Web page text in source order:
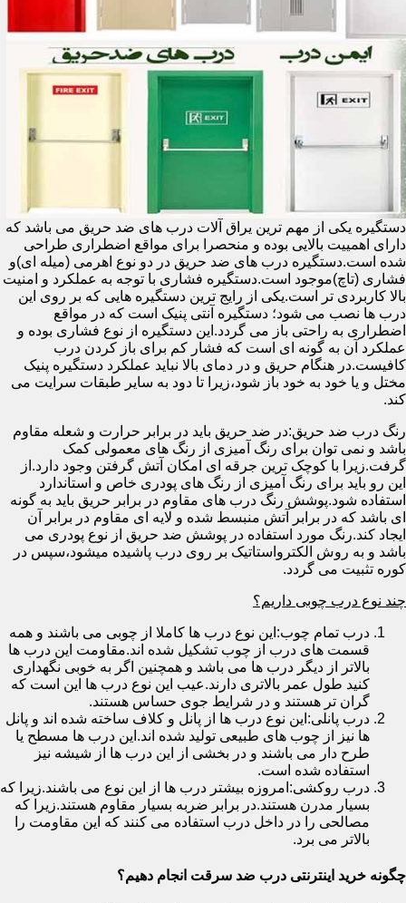
دستگیره یکی از مهم ترین یراق آلات درب های ضد حریق می باشد که
دارای اهمییت بالایی بوده و منحصرا برای مواقع اضطراری طراحی
شده است.دستگیره درب های ضد حریق در دو نوع اهرمی (میله ای)و
فشاری (تاچ)موجود است.دستگیره فشاری با توجه به عملکرد و امنیت
بالا کاربردی تر است.یکی از رایج ترین دستگیره هایی که بر روی این
درب ها نصب می شود؛ دستگیره آنتی پنیک است که در مواقع
اضطراری به راحتی باز می گردد.این دستگیره از نوع فشاری بوده و
عملکرد آن به گونه ای است که فشار کم برای باز کردن درب
کافیست.در هنگام حریق و در دمای بالا نباید عملکرد دستگیره پنیک
مختل و یا خود به خود باز شود،زیرا تا دود به سایر طبقات سرایت می
کند.
رنگ درب ضد حریق:در ضد حریق باید در برابر حرارت و شعله مقاوم
باشد و نمی توان برای رنگ آمیزی از رنگ های معمولی کمک
گرفت.زیرا با کوچک ترین جرقه ای امکان آتش گرفتن وجود دارد.از
این رو باید برای رنگ آمیزی از رنگ های پودری خاص و استاندارد
استفاده شود.پوشش رنگ درب های مقاوم در برابر حریق باید به گونه
ای باشد که در برابر آتش منبسط شده و لایه ای مقاوم در برابر آن
ایجاد کند.رنگ مورد استفاده در پوشش ضد حریق از نوع پودری می
باشد و به روش الکترواستاتیک بر روی درب پاشیده میشود،سپس در
کوره تثبیت می گردد.
چند نوع درب چوبی داریم؟
درب تمام چوب:این نوع درب ها کاملا از چوبی می باشند و همه
قسمت های درب از چوب تشکیل شده اند.مقاومت این درب ها
بالاتر از دیگر درب ها می باشد و همچنین اگر به خوبی نگهداری
کنید طول عمر بالاتری دارند.عیب این نوع درب ها این است که
گران تر هستند و در شرایط جوی حساس هستند.
درب پانلی:این نوع درب ها از پانل و کلاف ساخته شده اند و پانل
ها نیز از چوب های طبیعی تولید شده اند.این درب ها مسطح یا
طرح دار می باشند و در بخشی از این درب ها از شیشه نیز
استفاده شده است.
درب روکشی:امروزه بیشتر درب ها از این نوع می باشند.زیرا که
بسیار مدرن هستند.در برابر ضربه بسیار مقاوم هستند.زیرا که
مصالحی را در داخل درب استفاده می کنند که این مقاومت را
بالاتر می برد.
چگونه خرید اینترنتی درب ضد سرقت انجام دهیم؟